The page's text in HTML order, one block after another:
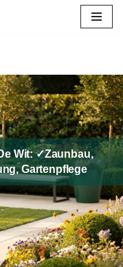
Wit: ✓Zaunbau,
Gartenpflege